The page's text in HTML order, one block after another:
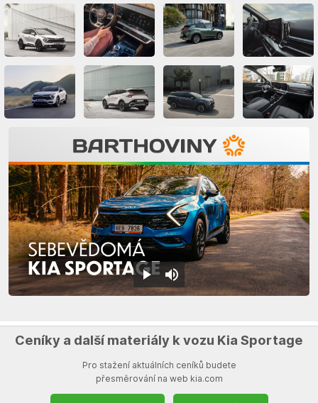
Ceníky a další materiály k vozu Kia Sportage
Pro stažení aktuálních ceníků budete
přesměrování na web kia.com